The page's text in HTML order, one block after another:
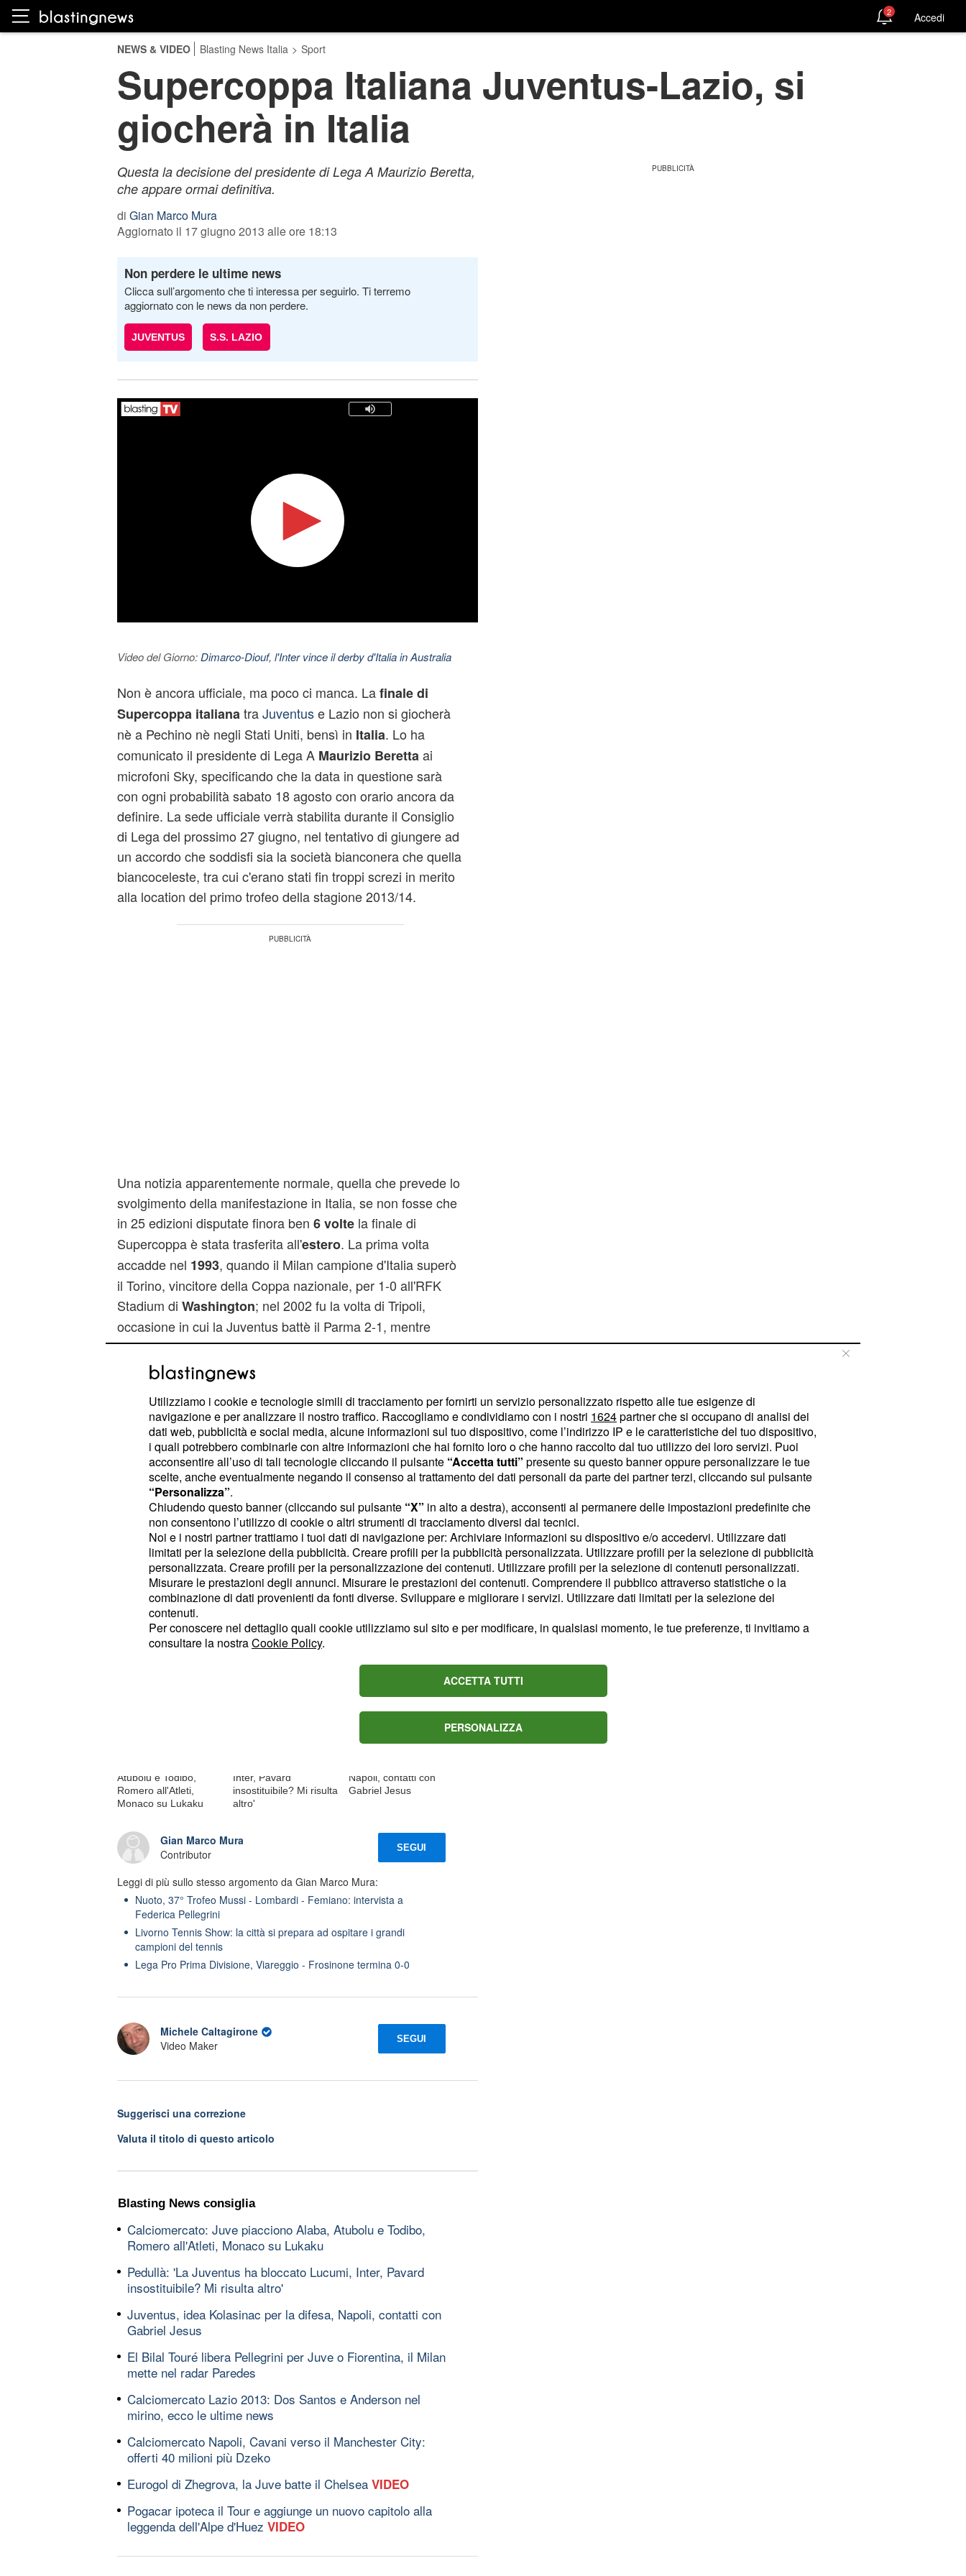
2 Accedi
NEWS & VIDEO Blasting News Italia > Sport
Supercoppa Italiana Juventus-Lazio, si
giocherà in Italia
Questa la decisione del presidente di Lega A Maurizio Beretta,
che appare ormai definitiva.
di Gian Marco Mura
Aggiornato il 17 giugno 2013 alle ore 18:13
Non perdere le ultime news
Clicca sull’argomento che ti interessa per seguirlo. Ti terremo
aggiornato con le news da non perdere.
JUVENTUS S.S. LAZIO
Video del Giorno: Dimarco-Diouf, l'Inter vince il derby d'Italia in Australia
Non è ancora ufficiale, ma poco ci manca. Lafinale di
Supercoppa italianatraJuventuse Lazio non si giocherà
nè a Pechino nè negli Stati Uniti, bensì in Italia. Lo ha
comunicato il presidente di Lega A Maurizio Beretta ai
microfoni Sky, specificando che la data in questione sarà
con ogni probabilità sabato 18 agosto con orario ancora da
definire. La sede ufficiale verrà stabilita durante il Consiglio
di Lega del prossimo 27 giugno, nel tentativo di giungere ad
un accordo che soddisfi sia la società bianconera che quella
biancoceleste, tra cui c'erano stati fin troppi screzi in merito
alla location del primo trofeo della stagione 2013/14.
Una notizia apparentemente normale, quella che prevede lo
svolgimento della manifestazione in Italia, se non fosse che
in 25 edizioni disputate finora ben 6 voltela finale di
Supercoppa è stata trasferita all'estero. La prima volta
accadde nel 1993, quando il Milan campione d'Italia superò
il Torino, vincitore della Coppa nazionale, per 1-0 all'RFK
Stadium di Washington; nel 2002 fu la volta di Tripoli,
occasione in cui la Juventus battè il Parma 2-1, mentre
l'anno successivo al Giants Stadium di New York la
Juventus superò il Milan ai rigori (5-3) dopo l'1-1 maturato al
termine dei tempi supplementari.
Tre le finali di Supercoppa italiana che hanno avuto luogo a
Pechino, una città che non porta certamente fortuna
all'Inter, vincitrice della coppa per cinque volte ma perdente
in Cina sia nel 2009 (1-2 con la Lazio) che nel 2011 (1-2 con
il Milan). Nel 2012 la Juventus ha superato il Napoli per 4-2
in una delle sfide più discusse, che portò l'intera squadra
azzurra a disertare la cerimonia di premiazione.
© RIPRODUZIONE VIETATA
Content sponsored by Outbrain
Di tendenza oggi
Atubolu e Todibo,
Romero all'Atleti,
Monaco su Lukaku
Inter, Pavard
insostituibile? Mi risulta
altro'
Napoli, contatti con
Gabriel Jesus
Gian Marco Mura
Contributor
SEGUI
Leggi di più sullo stesso argomento da Gian Marco Mura:
Nuoto, 37° Trofeo Mussi - Lombardi - Femiano: intervista a
Federica Pellegrini
Livorno Tennis Show: la città si prepara ad ospitare i grandi
campioni del tennis
Lega Pro Prima Divisione, Viareggio - Frosinone termina 0-0
Michele Caltagirone
Video Maker
SEGUI
Suggerisci una correzione
Valuta il titolo di questo articolo
Blasting News consiglia
Calciomercato: Juve piacciono Alaba, Atubolu e Todibo,
Romero all'Atleti, Monaco su Lukaku
Pedullà: 'La Juventus ha bloccato Lucumi, Inter, Pavard
insostituibile? Mi risulta altro'
Juventus, idea Kolasinac per la difesa, Napoli, contatti con
Gabriel Jesus
El Bilal Touré libera Pellegrini per Juve o Fiorentina, il Milan
mette nel radar Paredes
Calciomercato Lazio 2013: Dos Santos e Anderson nel
mirino, ecco le ultime news
Calciomercato Napoli, Cavani verso il Manchester City:
offerti 40 milioni più Dzeko
Eurogol di Zhegrova, la Juve batte il Chelsea VIDEO
Pogacar ipoteca il Tour e aggiunge un nuovo capitolo alla
leggenda dell'Alpe d'Huez VIDEO
Utilizziamo i cookie e tecnologie simili di tracciamento per fornirti un servizio personalizzato rispetto alle tue esigenze di
navigazione e per analizzare il nostro traffico. Raccogliamo e condividiamo con i nostri 1624partner che si occupano di analisi dei
dati web, pubblicità e social media, alcune informazioni sul tuo dispositivo, come l’indirizzo IP e le caratteristiche del tuo dispositivo,
i quali potrebbero combinarle con altre informazioni che hai fornito loro o che hanno raccolto dal tuo utilizzo dei loro servizi. Puoi
acconsentire all’uso di tali tecnologie cliccando il pulsante “Accetta tutti” presente su questo banner oppure personalizzare le tue
scelte, anche eventualmente negando il consenso al trattamento dei dati personali da parte dei partner terzi, cliccando sul pulsante
“Personalizza”.
Chiudendo questo banner (cliccando sul pulsante “X” in alto a destra), acconsenti al permanere delle impostazioni predefinite che
non consentono l’utilizzo di cookie o altri strumenti di tracciamento diversi dai tecnici.
Noi e i nostri partner trattiamo i tuoi dati di navigazione per: Archiviare informazioni su dispositivo e/o accedervi. Utilizzare dati
limitati per la selezione della pubblicità. Creare profili per la pubblicità personalizzata. Utilizzare profili per la selezione di pubblicità
personalizzata. Creare profili per la personalizzazione dei contenuti. Utilizzare profili per la selezione di contenuti personalizzati.
Misurare le prestazioni degli annunci. Misurare le prestazioni dei contenuti. Comprendere il pubblico attraverso statistiche o la
combinazione di dati provenienti da fonti diverse. Sviluppare e migliorare i servizi. Utilizzare dati limitati per la selezione dei
contenuti.
Per conoscere nel dettaglio quali cookie utilizziamo sul sito e per modificare, in qualsiasi momento, le tue preferenze, ti invitiamo a
consultare la nostraCookie Policy.
ACCETTA TUTTI
PERSONALIZZA